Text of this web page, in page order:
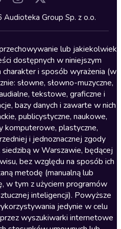
Group Sp. z o.o.
lub jakiekolwiek
dostępnych w niniejszym
i sposób wyrażenia (w
słowne, słowno-muzyczne,
tekstowe, graficzne i
bazy danych i zawarte w nich
publicystyczne, naukowe,
komputerowe, plastyczne,
i jednoznacznej zgody
w Warszawie, będącej
bez względu na sposób ich
metodę (manualną lub
w tym z użyciem programów
inteligencji). Powyższe
jedynie w celu
wyszukiwarki internetowe